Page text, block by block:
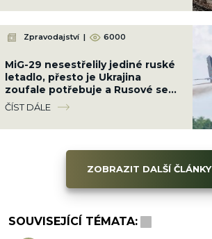
Zpravodajství | 6000
MiG-29 nesestřelily jediné ruské
letadlo, přesto je Ukrajina
zoufale potřebuje a Rusové se
bojí. Polsko jí pošle své poslední
ČÍST DÁLE
ZOBRAZIT DALŠÍ ČLÁNKY
SOUVISEJÍCÍ TÉMATA: